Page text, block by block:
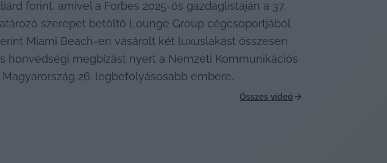
forint, amivel a Forbes 2025-ös gazdaglistáján a 37.
szerepet betöltő Lounge Group cégcsoportjából
Miami Beach-en vásárolt két luxuslakást összesen
honvédségi megbízást nyert a Nemzeti Kommunikációs
26. legbefolyásosabb embere.
Összes videó